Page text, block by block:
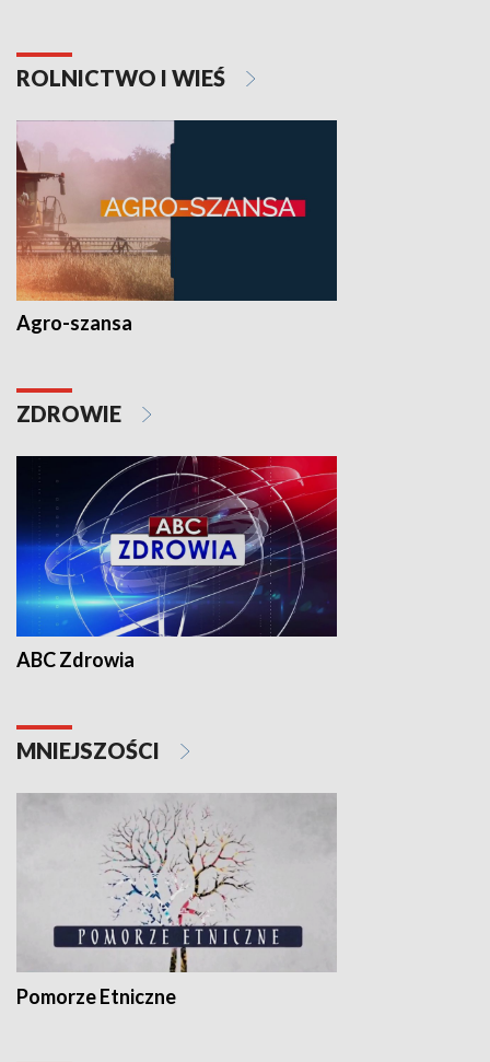
ROLNICTWO I WIEŚ
Agro-szansa
ZDROWIE
ABC Zdrowia
MNIEJSZOŚCI
Pomorze Etniczne